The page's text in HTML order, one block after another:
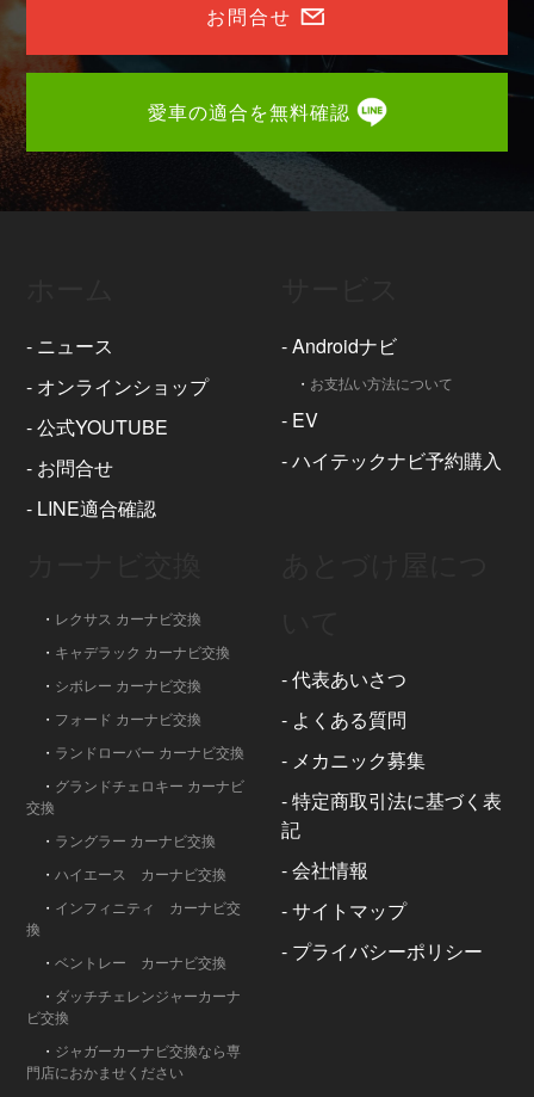
お問合せ
愛車の適合を無料確認
- ニュース
- オンラインショップ
-公式YOUTUBE
- お問合せ
- LINE適合確認
-Androidナビ
・ お支払い方法について
- EV
-ハイテックナビ予約購入
・ レクサス カーナビ交換
・ キャデラック カーナビ交換
・ シボレー カーナビ交換
・ フォード カーナビ交換
・ ランドローバー カーナビ交換
・ グランドチェロキー カーナビ
交換
・ ラングラー カーナビ交換
・ ハイエース カーナビ交換
・ インフィニティ カーナビ交
換
・ベントレー カーナビ交換
・ ダッチチェレンジャーカーナ
ビ交換
・ ジャガーカーナビ交換なら専
門店におかませください
-代表あいさつ
- よくある質問
- メカニック募集
-特定商取引法に基づく表
記
-会社情報
-サイトマップ
- プライバシーポリシー